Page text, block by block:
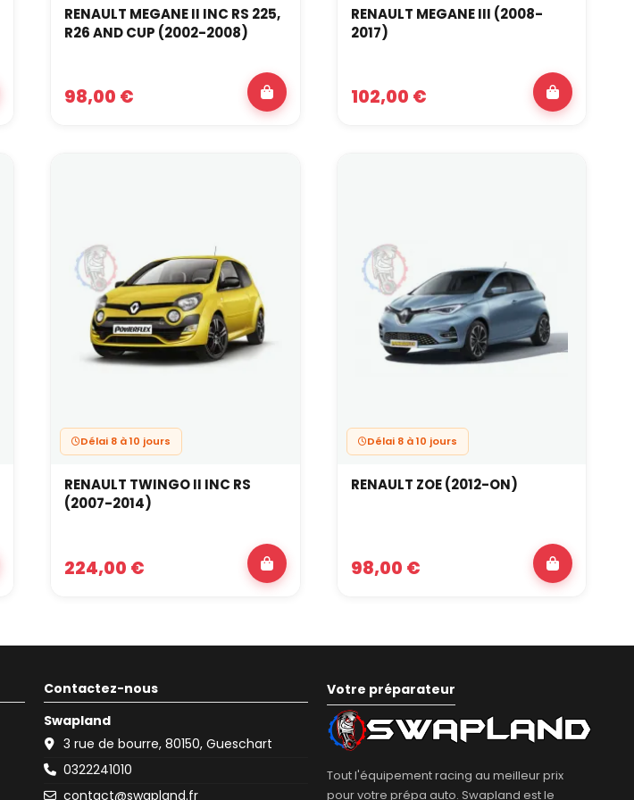
RENAULT MEGANE II INC RS 225,
R26 AND CUP (2002-2008)
98,00 €
RENAULT MEGANE III (2008-
2017)
102,00 €
Délai 8 à 10 jours
RENAULT TWINGO II INC RS
(2007-2014)
224,00 €
Délai 8 à 10 jours
RENAULT ZOE (2012-ON)
98,00 €
Contactez-nous
Swapland
3 rue de bourre, 80150, Gueschart
0322241010
contact@swapland.fr
Votre préparateur
Tout l'équipement racing au meilleur prix
pour votre prépa auto. Swapland est le